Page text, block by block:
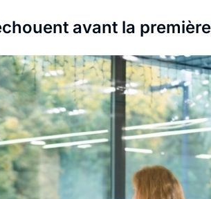
avant la